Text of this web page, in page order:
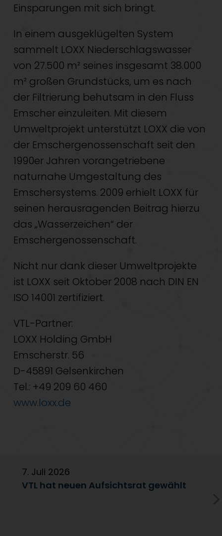
Einsparungen mit sich bringt.
In einem ausgeklügelten System
sammelt LOXX Niederschlagswasser
von 27.500 m² seines insgesamt 38.000
m² großen Grundstücks, um es nach
der Filtrierung behutsam in den Fluss
Emscher einzuleiten. Mit diesem
Umweltprojekt unterstützt LOXX die von
der Emschergenossenschaft seit den
1990er Jahren vorangetriebene
naturnahe Umgestaltung des
Emschersystems. 2009 erhielt LOXX für
seinen herausragenden Beitrag hierzu
das „Wasserzeichen“ der
Emschergenossenschaft.
Nicht nur dank dieser Umweltprojekte
ist LOXX seit Oktober 2008 nach DIN EN
ISO 14001 zertifiziert.
VTL-Partner:
LOXX Holding GmbH
Emscherstr. 56
D-45891 Gelsenkirchen
Tel.: +49 209 60 460
www.loxx.de
7. Juli 2026
VTL hat neuen Aufsichtsrat gewählt